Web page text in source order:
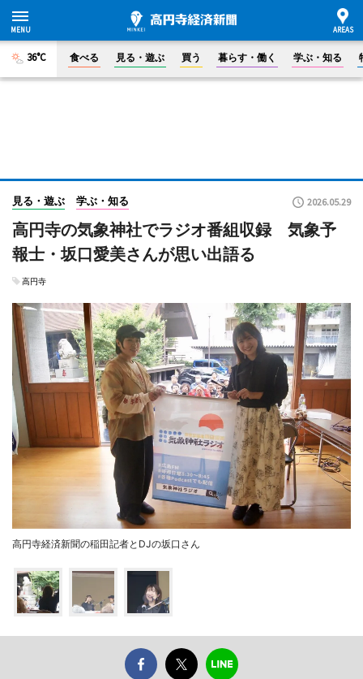
36°C 食べる 見る・遊ぶ 買う 暮らす・働く 学ぶ・知る
見る・遊ぶ 学ぶ・知る 2026.05.29
高円寺の気象神社でラジオ番組収録 気象予
報士・坂口愛美さんが思い出語る
高円寺
高円寺経済新聞の稲田記者とDJの坂口さん